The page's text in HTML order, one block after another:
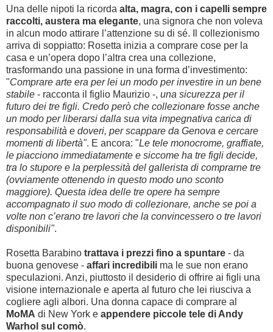
Una delle nipoti la ricorda alta, magra, con i capelli sempre
raccolti, austera ma elegante, una signora che non voleva
in alcun modo attirare l’attenzione su di sé. Il collezionismo
arriva di soppiatto: Rosetta inizia a comprare cose per la
casa e un’opera dopo l’altra crea una collezione,
trasformando una passione in una forma d’investimento:
"Comprare arte era per lei un modo per investire in un bene
stabile - racconta il figlio Maurizio -, una sicurezza per il
futuro dei tre figli. Credo però che collezionare fosse anche
un modo per liberarsi dalla sua vita impegnativa carica di
responsabilità e doveri, per scappare da Genova e cercare
momenti di libertà". E ancora: "Le tele monocrome, graffiate,
le piacciono immediatamente e siccome ha tre figli decide,
tra lo stupore e la perplessità del gallerista di comprarne tre
(ovviamente ottenendo in questo modo uno sconto
maggiore). Questa idea delle tre opere ha sempre
accompagnato il suo modo di collezionare, anche se poi a
volte non c’erano tre lavori che la convincessero o tre lavori
disponibili".
Rosetta Barabino trattava i prezzi fino a spuntare - da
buona genovese - affari incredibili ma le sue non erano
speculazioni. Anzi, piuttosto il desiderio di offrire ai figli una
visione internazionale e aperta al futuro che lei riusciva a
cogliere agli albori. Una donna capace di comprare al
MoMA di New York e appendere piccole tele di Andy
Warhol sul comò.